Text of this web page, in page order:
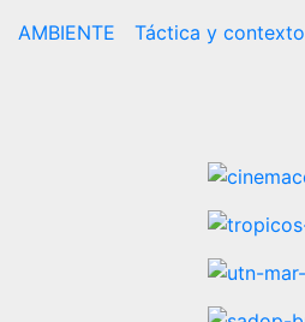
AMBIENTE Táctica y contexto